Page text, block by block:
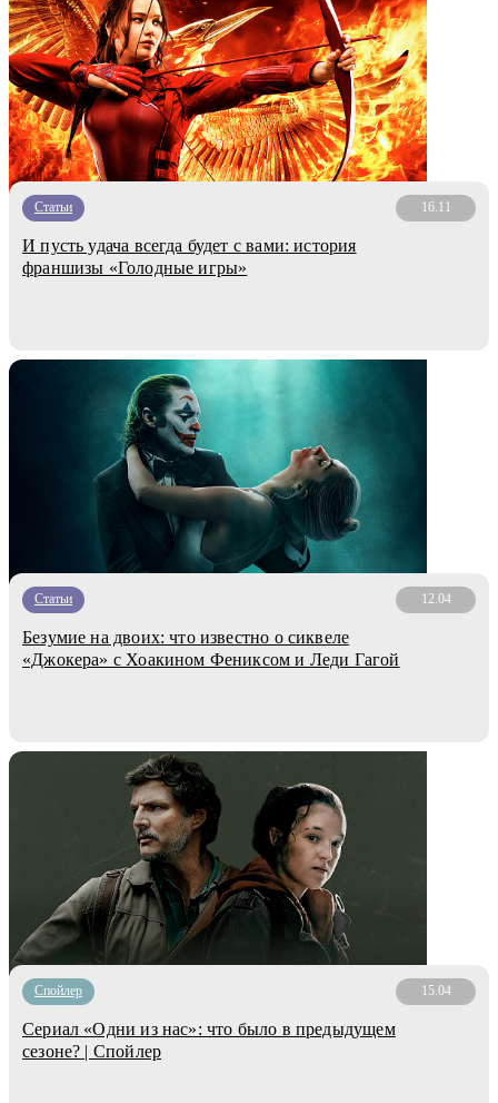
Статьи 16.11
И пусть удача всегда будет с вами: история
франшизы «Голодные игры»
Статьи 12.04
Безумие на двоих: что известно о сиквеле
«Джокера» с Хоакином Фениксом и Леди Гагой
Cпойлер 15.04
Сериал «Одни из нас»: что было в предыдущем
сезоне? | Спойлер